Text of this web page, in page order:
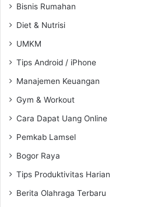
Bisnis Rumahan
Diet & Nutrisi
UMKM
Tips Android / iPhone
Manajemen Keuangan
Gym & Workout
Cara Dapat Uang Online
Pemkab Lamsel
Bogor Raya
Tips Produktivitas Harian
Berita Olahraga Terbaru